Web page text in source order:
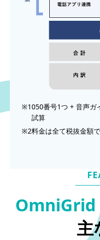
※1050番号1つ + 音声ガ
試算
※2料金は全て税抜金額
OmniGrid
主